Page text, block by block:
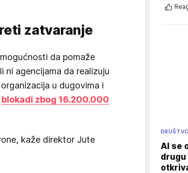
zatvaranje
da pomaže
ni agencijama da realizuju
u dugovima i
blokadi zbog 16.200.000
kaže direktor Jute
DRUŠTVO
AI se